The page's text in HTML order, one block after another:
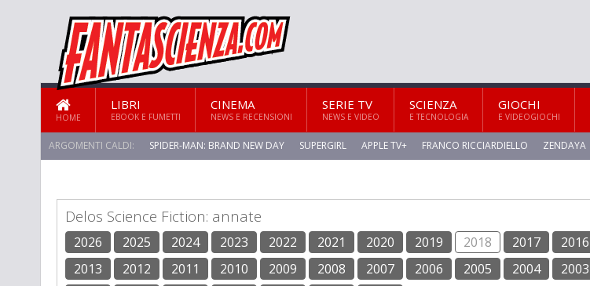
HOME
LIBRI
EBOOK E FUMETTI
CINEMA
NEWS E RECENSIONI
SERIE TV
NEWS E VIDEO
SCIENZA
E TECNOLOGIA
GIOCHI
E VIDEOGIOCHI
ARGOMENTI CALDI: SPIDER-MAN: BRAND NEW DAY SUPERGIRL APPLE TV+ FRANCO RICCIARDIELLO ZENDAYA
Delos Science Fiction: annate
2026 2025 2024 2023 2022 2021 2020 2019 2018 2017 2016
2013
2012 2011 2010 2009 2008 2007 2006 2005 2004 2003